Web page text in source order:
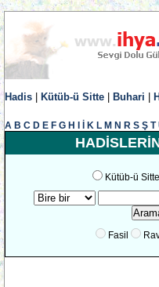
Hadis Kütüb-ü Sitte Buhari
A B C D E F G H K L M N R S Ş T
Kütüb-ü
Fasil